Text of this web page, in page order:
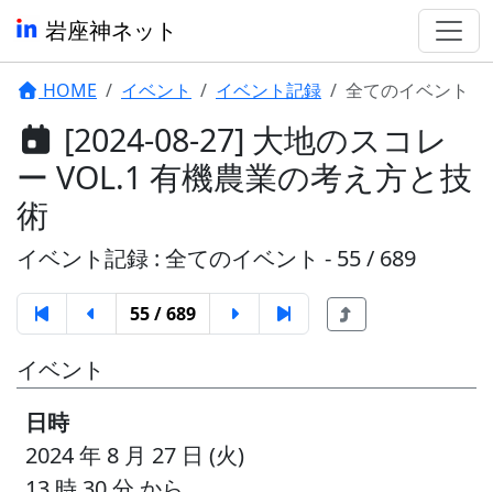
岩座神ネット
HOME イベント イベント記録 全てのイベント
[2024-08-27] 大地のスコレ
ー VOL.1 有機農業の考え方と技
術
イベント記録 : 全てのイベント - 55 / 689
55 / 689
イベント
日時
2024 年 8 月 27 日 (火)